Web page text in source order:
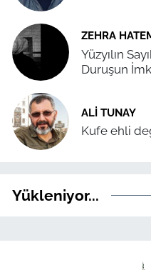
ZEHRA
Yüzyılın
Duruşun
ALI TUNAY
Kufe ehli
Yükleniyor...